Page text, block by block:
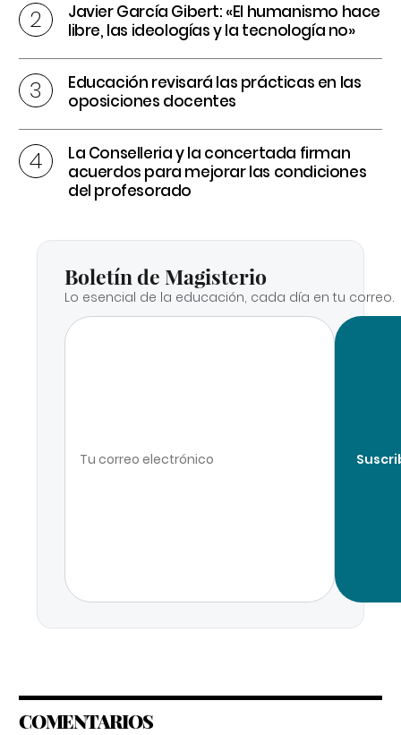
Javier García Gibert: «El humanismo hace
libre, las ideologías y la tecnología no»
Educación revisará las prácticas en las
oposiciones docentes
La Conselleria y la concertada firman
acuerdos para mejorar las condiciones
del profesorado
Boletín de Magisterio
Lo esencial de la educación, cada día en tu correo.
COMENTARIOS